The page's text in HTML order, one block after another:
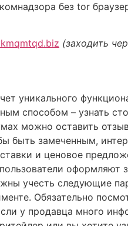
без tor
(заходить
уникального
способом – узнать
можно оставить
быть замеченным,
и ценовое
оформляют
учесть следующие
Обязательно
у продавца много